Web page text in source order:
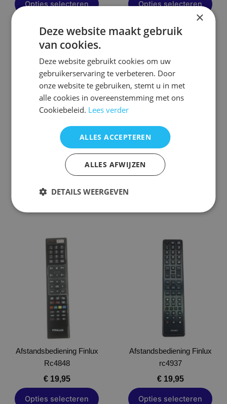
Opties selecteren Opties selecteren
Afstandsbediening Finlux
rc1186
Dit
product
heeft
meerdere
variaties.
Deze
kan
gekozen
worden
op
productpagina
Afstandsbediening Finlux
rc1810
meerdere
gekozen
Afstandsbediening Finlux
Rc4848
€19,95
Opties selecteren
Dit
product
heeft
meerdere
variaties.
Deze
optie
kan
gekozen
worden
op
de
productpagina
Afstandsbediening Finlux
rc4937
€19,95
Opties selecteren
Dit
product
heeft
meerdere
variaties.
Deze
optie
gekozen
worden
op
de
productpagina
×
Deze website maakt gebruik
van cookies.
Deze website gebruikt cookies om uw
gebruikerservaring te verbeteren. Door
onze website te gebruiken, stemt u in met
alle cookies in overeenstemming met ons
Cookiebeleid. Lees verder
ALLES ACCEPTEREN
ALLES AFWIJZEN
DETAILS WEERGEVEN